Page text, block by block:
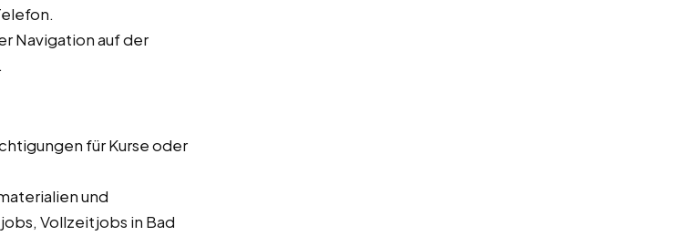
Navigation auf der
für Kurse oder
und
Vollzeitjobs in Bad